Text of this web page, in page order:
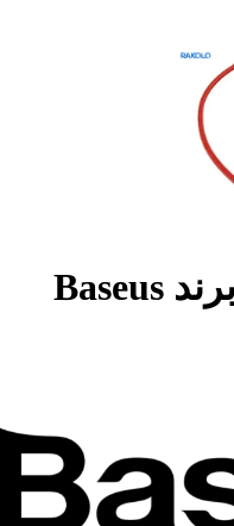
کابل شارژ Type-c برند Baseus